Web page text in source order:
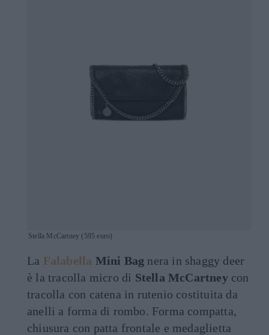
Stella McCartney (595 euro)
La Falabella Mini Bag nera in shaggy deer
è la tracolla micro di Stella McCartneycon
tracolla con catena in rutenio costituita da
anelli a forma di rombo. Forma compatta,
chiusura con patta frontale e medaglietta